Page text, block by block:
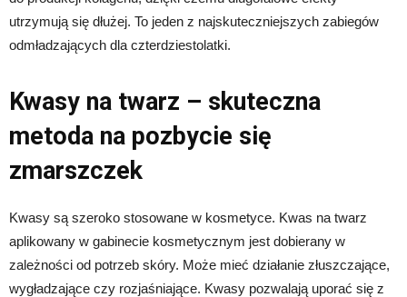
utrzymują się dłużej. To jeden z najskuteczniejszych zabiegów
odmładzających dla czterdziestolatki.
Kwasy na twarz – skuteczna
metoda na pozbycie się
zmarszczek
Kwasy są szeroko stosowane w kosmetyce. Kwas na twarz
aplikowany w gabinecie kosmetycznym jest dobierany w
zależności od potrzeb skóry. Może mieć działanie złuszczające,
wygładzające czy rozjaśniające. Kwasy pozwalają uporać się z